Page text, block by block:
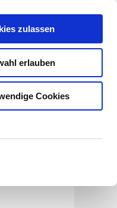
zulassen
erlauben
Cookies
Kundenlogin
Suche